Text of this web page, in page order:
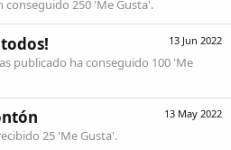
conseguido 250 'Me Gusta'.
13 Jun 2022
todos!
publicado ha conseguido 100 'Me
13 May 2022
25 'Me Gusta'.